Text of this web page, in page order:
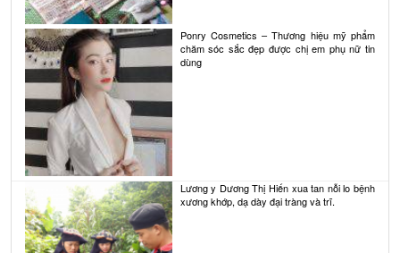
Ponry Cosmetics – Thương hiệu mỹ phẩm
chăm sóc sắc đẹp được chị em phụ nữ tin
dùng
Lương y Dương Thị Hiến xua tan nỗi lo bệnh
xương khớp, dạ dày đại tràng và trĩ.